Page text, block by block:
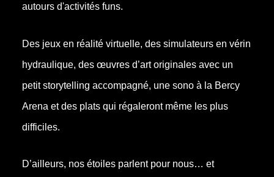
autours d'activités funs.
Des jeux en réalité virtuelle, des simulateurs en vérin
hydraulique, des œuvres d’art originales avec un
petit storytelling accompagné, une sono à la Bercy
Arena et des plats qui régaleront même les plus
difficiles.
D’ailleurs, nos étoiles parlent pour nous… et